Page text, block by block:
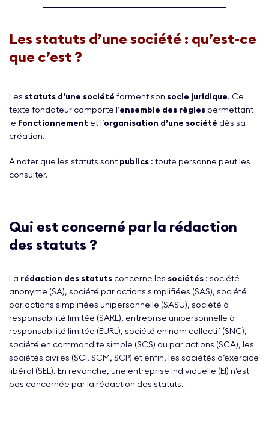
Les statuts d’une société : qu’est-ce
que c’est ?
Les statuts d’une société forment son socle juridique. Ce
texte fondateur comporte l’ensemble des règlespermettant
le fonctionnement et l’organisation d’une société dès sa
création.
A noter que les statuts sont publics : toute personne peut les
consulter.
Qui est concerné par la rédaction
des statuts ?
La rédaction des statuts concerne les sociétés : société
anonyme (SA), société par actions simplifiées (SAS), société
par actions simplifiées unipersonnelle (SASU), société à
responsabilité limitée (SARL), entreprise unipersonnelle à
responsabilité limitée (EURL), société en nom collectif (SNC),
société en commandite simple (SCS) ou par actions (SCA), les
sociétés civiles (SCI, SCM, SCP) et enfin, les sociétés d’exercice
libéral (SEL). En revanche, une entreprise individuelle (EI) n’est
pas concernée par la rédaction des statuts.